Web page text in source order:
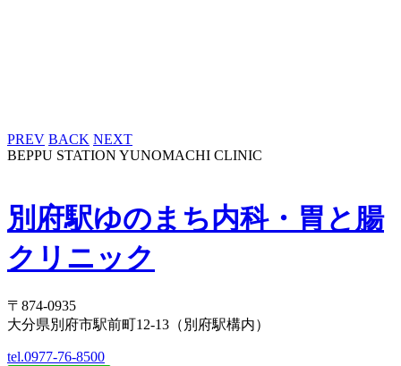
PREV BACK NEXT
BEPPU STATION YUNOMACHI CLINIC
別府駅ゆのまち内科・胃と腸
クリニック
〒874-0935
大分県別府市駅前町12-13（別府駅構内）
tel.0977-76-8500